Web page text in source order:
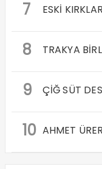
7 ESKİ
8 TRAKYA
9 ÇİĞ SÜT
10 AHMET